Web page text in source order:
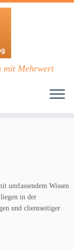
mit Mehrwert
umfassendem Wissen
liegen in der
und clientseitiger